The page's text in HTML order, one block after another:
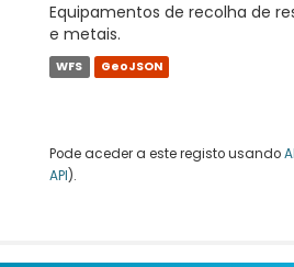
Equipamentos de recolha de
e metais.
WFS GeoJSON
Pode aceder a este registo usando
API).